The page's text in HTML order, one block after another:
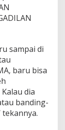
sampai di
baru bisa
Kalau dia
banding-